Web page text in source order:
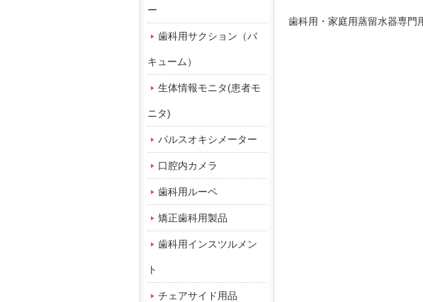
歯科用・家庭用蒸留水器専門
ー
歯科用サクション（バ
キューム）
生体情報モニタ(患者モ
ニタ)
パルスオキシメーター
口腔内カメラ
歯科用ルーペ
矯正歯科用製品
歯科用インスツルメン
ト
チェアサイド用品